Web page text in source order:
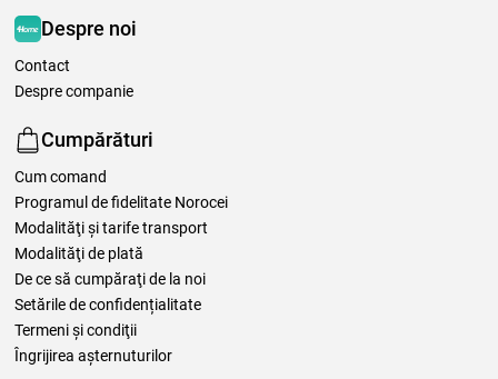
Despre noi
Contact
Despre companie
Cumpărături
Cum comand
Programul de fidelitate Norocei
Modalităţi şi tarife transport
Modalităţi de plată
De ce să cumpăraţi de la noi
Setările de confidențialitate
Termeni şi condiţii
Îngrijirea așternuturilor